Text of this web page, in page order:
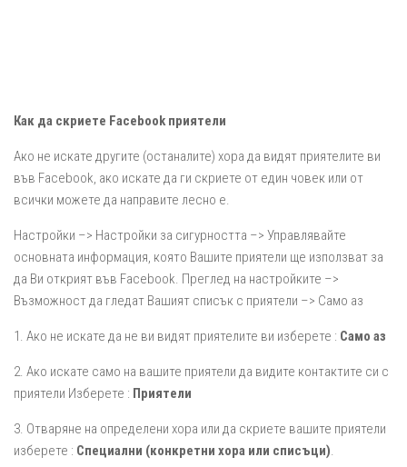
Как да скриете Facebook приятели
Ако не искате другите (останалите) хора да видят приятелите ви
във Facebook, ако искате да ги скриете от един човек или от
всички можете да направите лесно е.
Настройки –> Настройки за сигурността –> Управлявайте
основната информация, която Вашите приятели ще използват за
да Ви открият във Facebook. Преглед на настройките –>
Възможност да гледат Вашият списък с приятели –> Само аз
1. Ако не искате да не ви видят приятелите ви изберете : Само аз
2. Ако искате само на вашите приятели да видите контактите си с
приятели Изберете : Приятели
3. Отваряне на определени хора или да скриете вашите приятели
изберете : Специални (конкретни хора или списъци).